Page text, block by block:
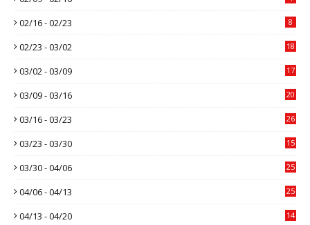
02/16 - 02/23 8
02/23 - 03/02 18
03/02 - 03/09 17
03/09 - 03/16 20
03/16 - 03/23 26
03/23 - 03/30 15
03/30 - 04/06 25
04/06 - 04/13 25
04/13 - 04/20 14